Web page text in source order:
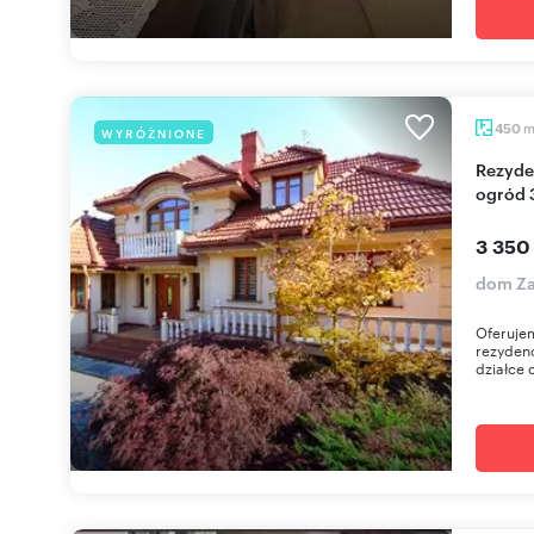
WYRÓŻNIONE 450 m
Rezydencja z inteligentnym systemem, 450 m2,
ogród
3
dom
działce